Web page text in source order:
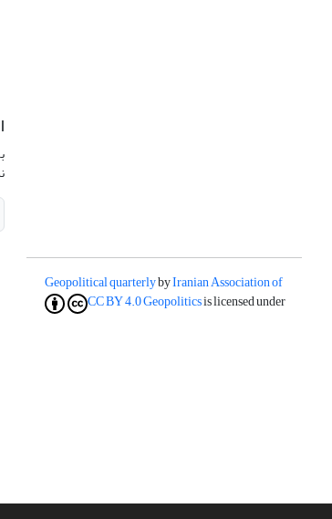
Geopolitical quarterlybyIranian Association of
Geopoliticsis licensed under
CC BY 4.0